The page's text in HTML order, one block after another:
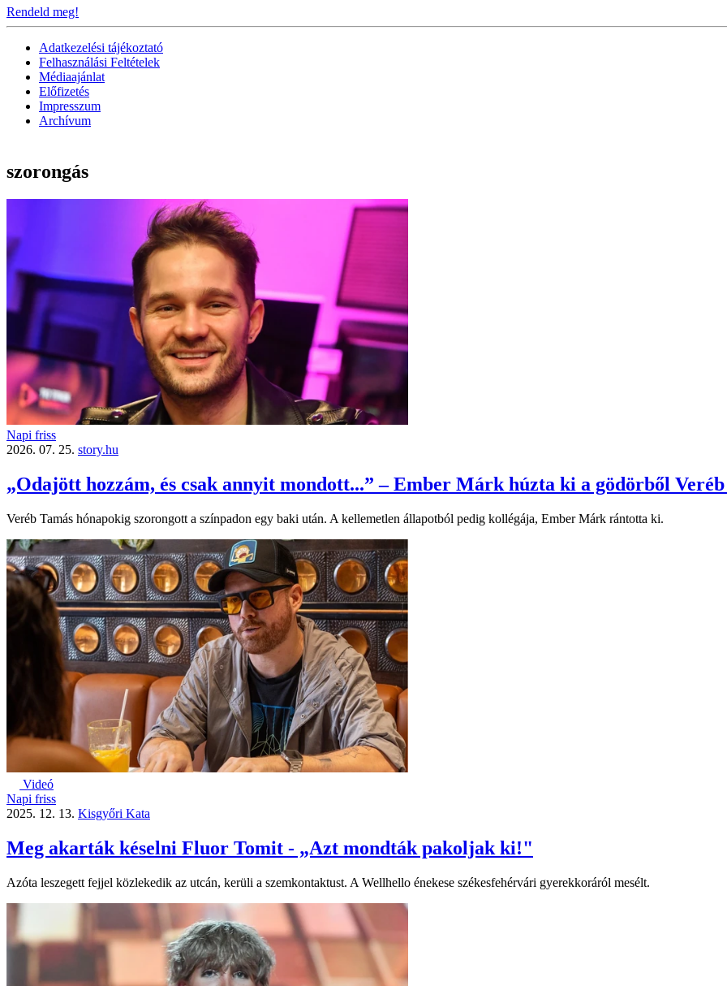
Rendeld meg!
Adatkezelési tájékoztató
Felhasználási Feltételek
Médiaajánlat
Előfizetés
Impresszum
Archívum
szorongás
Napi friss
2026. 07. 25. story.hu
„Odajött hozzám, és csak annyit mondott...” – Ember Márk húzta ki a gödörből
Veréb Tamás hónapokig szorongott a színpadon egy baki után. A kellemetlen állapotból pedig kollégája, Ember Márk rántotta ki.
Videó
Napi friss
2025. 12. 13. Kisgyőri Kata
Meg akarták késelni Fluor Tomit - „Azt mondták pakoljak ki!"
Azóta leszegett fejjel közlekedik az utcán, kerüli a szemkontaktust. A Wellhello énekese székesfehérvári gyerekkoráról mesélt.